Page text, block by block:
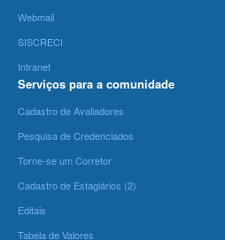
Webmail
SISCRECI
Intranet
Serviços para a comunidade
Cadastro de Avaliadores
Pesquisa de Credenciados
Torne-se um Corretor
Cadastro de Estagiários (2)
Editais
Tabela de Valores